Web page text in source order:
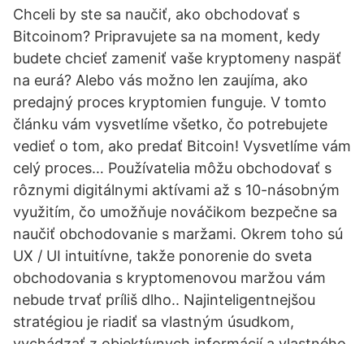
Chceli by ste sa naučiť, ako obchodovať s
Bitcoinom? Pripravujete sa na moment, kedy
budete chcieť zameniť vaše kryptomeny naspäť
na eurá? Alebo vás možno len zaujíma, ako
predajný proces kryptomien funguje. V tomto
článku vám vysvetlíme všetko, čo potrebujete
vedieť o tom, ako predať Bitcoin! Vysvetlíme vám
celý proces… Používatelia môžu obchodovať s
rôznymi digitálnymi aktívami až s 10-násobným
využitím, čo umožňuje nováčikom bezpečne sa
naučiť obchodovanie s maržami. Okrem toho sú
UX / UI intuitívne, takže ponorenie do sveta
obchodovania s kryptomenovou maržou vám
nebude trvať príliš dlho.. Najinteligentnejšou
stratégiou je riadiť sa vlastným úsudkom,